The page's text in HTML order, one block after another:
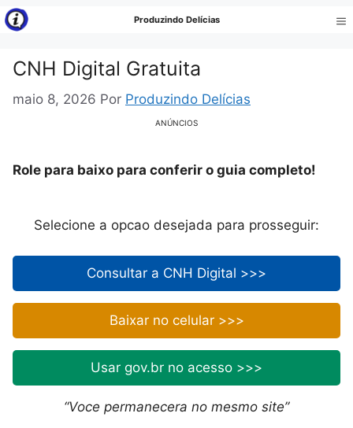
Pular
para
conteúdo
Produzindo Delícias
CNH Digital Gratuita
maio 8, 2026 Por Produzindo Delícias
ANÚNCIOS
Role para baixo para conferir o guia completo!
Selecione a opcao desejada para prosseguir:
Consultar a CNH Digital >>>
Baixar no celular >>>
Usar gov.br no acesso >>>
“Voce permanecera no mesmo site”